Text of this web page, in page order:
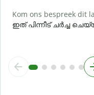
Kom ons bespreek dit
ഇത് പിന്നീട് ചർച്ച